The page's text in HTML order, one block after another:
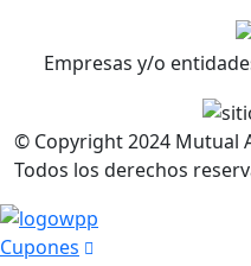
Empresas y/o
© Copyright2024 Mutual
Todos los derechos
Cupones